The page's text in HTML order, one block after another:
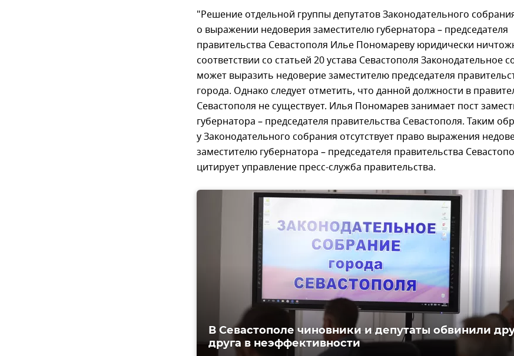
"Решение отдельной группы депутатов Законодательного
о выражении недоверия заместителю губернатора – председателя
правительства Севастополя Илье Пономареву юридически
соответствии со статьей 20 устава Севастополя Законодательное
может выразить недоверие заместителю председателя
города. Однако следует отметить, что данной должности в
Севастополя не существует. Илья Пономарев занимает пост
губернатора – председателя правительства Севастополя. Таким
у Законодательного собрания отсутствует право выражения
заместителю губернатора – председателя правительства
цитирует управление пресс-служба правительства.
В Севастополе чиновники и депутаты обвинили
друга в неэффективности